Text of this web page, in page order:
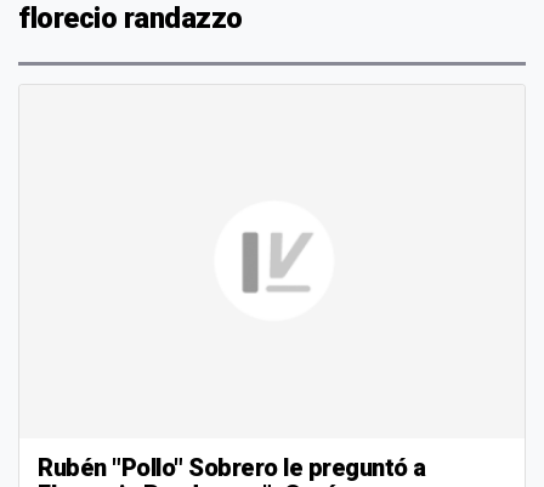
florecio randazzo
Rubén "Pollo" Sobrero le preguntó a